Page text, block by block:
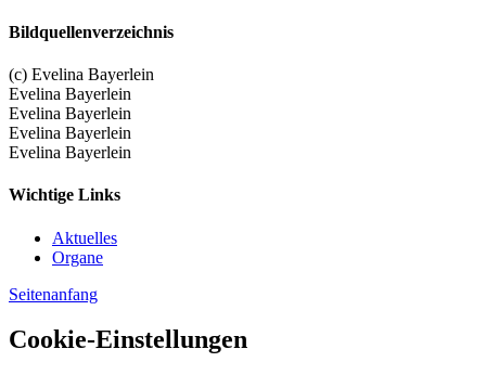
Bildquellenverzeichnis
(c) Evelina Bayerlein
Evelina Bayerlein
Evelina Bayerlein
Evelina Bayerlein
Evelina Bayerlein
Wichtige Links
Aktuelles
Organe
Seitenanfang
Cookie-Einstellungen